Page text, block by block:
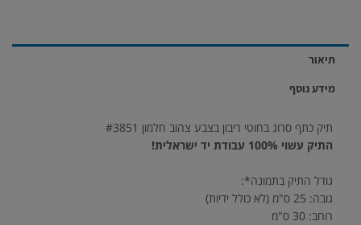
תיאור
מידע נוסף
תיק כתף סרוג בחוטי ריבון בצבע צהוב חלמון #3851
התיק עשוי 100% עבודת יד ישראלית!
גודל התיק בתמונה*:
גובה: 25 ס"מ (לא כולל ידיות)
רוחב: 30 ס"מ